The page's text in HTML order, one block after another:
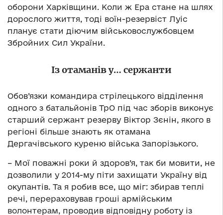
оборони Харківщини. Коли ж Ера стане на шлях
дорослого життя, тоді воїн-резервіст Луіс
планує стати діючим військовослужбовцем
Збройних Сил України.
Із отаманів у… сержанти
Обов’язки командира стрілецького відділення
одного з батальйонів ТрО під час зборів виконує
старший сержант резерву Віктор Зєнін, якого в
регіоні більше знають як отамана
Дергачівського куреню війська Запорізького.
– Мої поважні роки й здоров’я, так би мовити, не
дозволили у 2014-му піти захищати Україну від
окупантів. Та я робив все, що міг: збирав теплі
речі, перераховував гроші армійським
волонтерам, проводив відповідну роботу із